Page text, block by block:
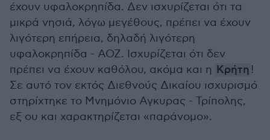
έχουν υφαλοκρηπίδα. Δεν ισχυρίζεται ότι τα
μικρά νησιά, λόγω μεγέθους, πρέπει να έχουν
λιγότερη επήρεια, δηλαδή λιγότερη
υφαλοκρηπίδα - ΑΟΖ. Ισχυρίζεται ότι δεν
πρέπει να έχουν καθόλου, ακόμα και η Κρήτη !
Σε αυτό τον εκτός Διεθνούς Δικαίου ισχυρισμό
στηρίχτηκε το Μνημόνιο Αγκυρας - Τρίπολης,
εξ ου και χαρακτηρίζεται «παράνομο».